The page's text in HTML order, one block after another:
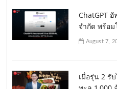
ChatGPT
จำกัด พร้อม
August 7,
เมื่อรุ่น 2 รั